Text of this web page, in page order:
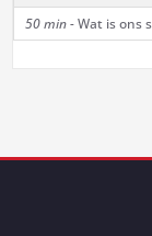
50 min -Wat is ons